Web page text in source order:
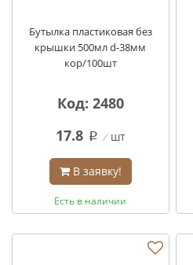
Бутылка пластиковая без
крышки 500мл d-38мм
кор/100шт
Код: 2480
17.8 q шт
В заявку!
Есть в наличии